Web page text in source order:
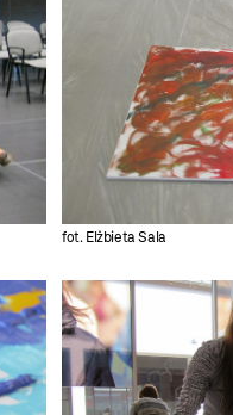
fot. Elżbieta Sala